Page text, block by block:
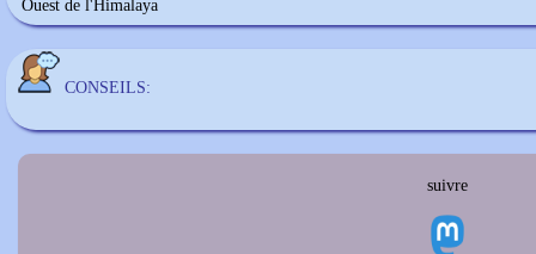
Ouest de l'Himalaya
CONSEILS:
suivre